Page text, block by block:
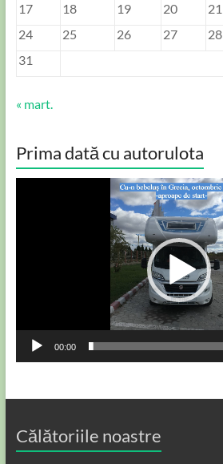
17
18 19 20 21
24
25 26 27 28
31
« mart.
Prima dată cu autorulota
00:00
Călătoriile noastre